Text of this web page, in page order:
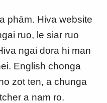
phām. Hiva website
ruo, le siar ruo
ngai dora hi man
English chonga
zot ten, a chunga
a nam ro.